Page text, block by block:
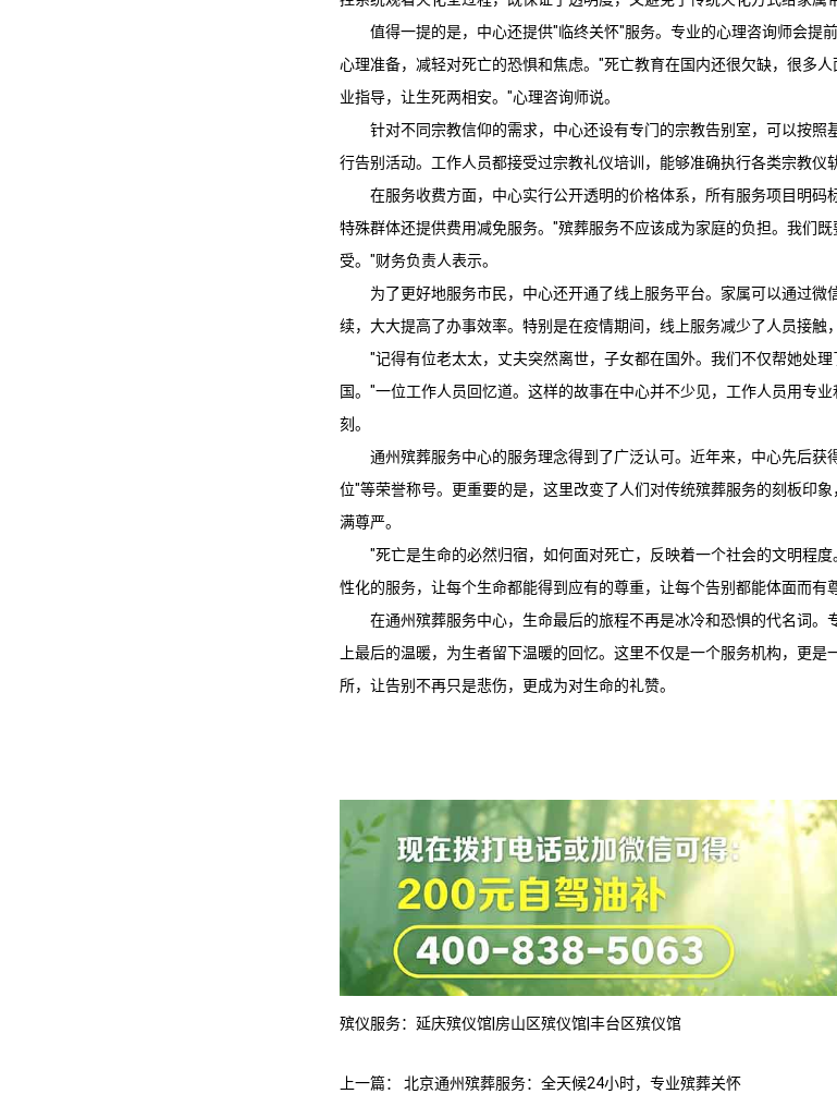
值得一提的是，中心还提供"临终关怀"服务。专业的心理咨询师会提
心理准备，减轻对死亡的恐惧和焦虑。"死亡教育在国内还很欠缺，很多
业指导，让生死两相安。"心理咨询师说。
针对不同宗教信仰的需求，中心还设有专门的宗教告别室，可以按照
行告别活动。工作人员都接受过宗教礼仪培训，能够准确执行各类宗教仪轨
在服务收费方面，中心实行公开透明的价格体系，所有服务项目明码
特殊群体还提供费用减免服务。"殡葬服务不应该成为家庭的负担。我们
受。"财务负责人表示。
为了更好地服务市民，中心还开通了线上服务平台。家属可以通过
续，大大提高了办事效率。特别是在疫情期间，线上服务减少了人员接触
"记得有位老太太，丈夫突然离世，子女都在国外。我们不仅帮她处
国。"一位工作人员回忆道。这样的故事在中心并不少见，工作人员用专
刻。
通州殡葬服务中心的服务理念得到了广泛认可。近年来，中心先后获
位"等荣誉称号。更重要的是，这里改变了人们对传统殡葬服务的刻板印
满尊严。
"死亡是生命的必然归宿，如何面对死亡，反映着一个社会的文明程
性化的服务，让每个生命都能得到应有的尊重，让每个告别都能体面而有
在通州殡葬服务中心，生命最后的旅程不再是冰冷和恐惧的代名词
上最后的温暖，为生者留下温暖的回忆。这里不仅是一个服务机构，更
所，让告别不再只是悲伤，更成为对生命的礼赞。
殡仪服务： 延庆殡仪馆 房山区殡仪馆丰台区殡仪馆
上一篇： 北京通州殡葬服务：全天候24小时，专业殡葬关怀